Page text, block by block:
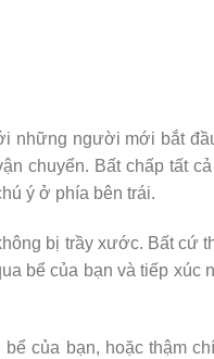
những người mới bắt
chuyển. Bất chấp tất
ý ở phía bên trái.
bị trầy xước. Bất cứ
bể của bạn và tiếp xúc
của bạn, hoặc thậm